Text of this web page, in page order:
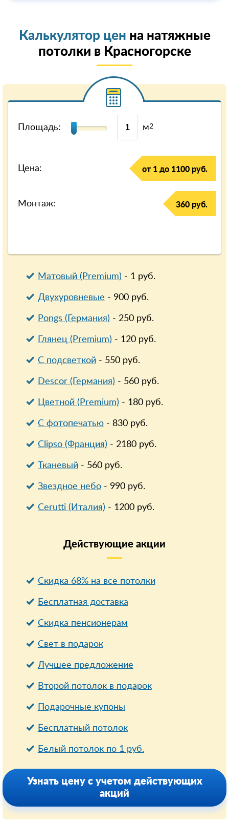
Калькулятор цен на натяжные
потолки в Красногорске
Площадь: м2
Цена: от 1 до 1100 руб.
Монтаж: 360 руб.
Матовый (Premium) - 1руб.
Двухуровневые - 900руб.
Pongs (Германия) - 250руб.
Глянец (Premium) - 120руб.
С подсветкой- 550руб.
Descor (Германия) - 560руб.
Цветной (Premium) - 180руб.
С фотопечатью- 830руб.
Clipso (Франция) - 2180руб.
Тканевый- 560руб.
Звездное небо- 990руб.
Cerutti (Италия) - 1200руб.
Действующие акции
Скидка 68% на все потолки
Бесплатная доставка
Cкидка пенсионерам
Свет в подарок
Лучшее предложение
Второй потолок в подарок
Подарочные купоны
Бесплатный потолок
Белый потолок по 1 руб.
Узнать цену с учетом действующих
акций